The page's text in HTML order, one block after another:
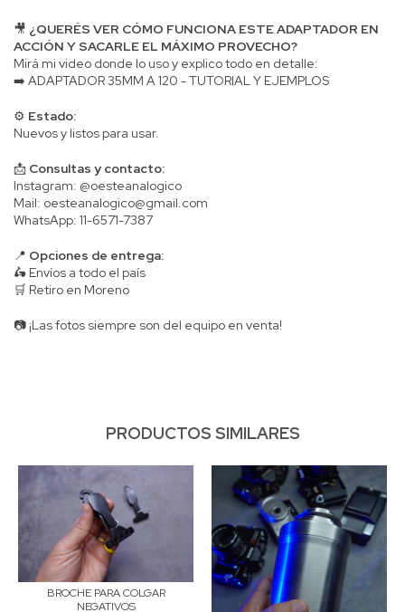
🎥 ¿QUERÉS VER CÓMO FUNCIONA ESTE ADAPTADOR EN
ACCIÓN Y SACARLE EL MÁXIMO PROVECHO?
Mirá mi video donde lo uso y explico todo en detalle:
➡️ ADAPTADOR 35MM A 120 - TUTORIAL Y EJEMPLOS
⚙️ Estado:
Nuevos y listos para usar.
📩 Consultas y contacto:
Instagram: @oesteanalogico
Mail: oesteanalogico@gmail.com
WhatsApp: 11-6571-7387
📍 Opciones de entrega:
🛵 Envíos a todo el país
🛒 Retiro en Moreno
📷 ¡Las fotos siempre son del equipo en venta!
PRODUCTOS SIMILARES
BROCHE PARA COLGAR
NEGATIVOS